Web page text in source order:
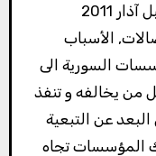
عديدة الثقة التي كانت تمتلكها ما قبل آذار 2011
الأسباب
السورية الى
من يخالفه و تنفذ
عن التبعية
المؤسسات تجاه